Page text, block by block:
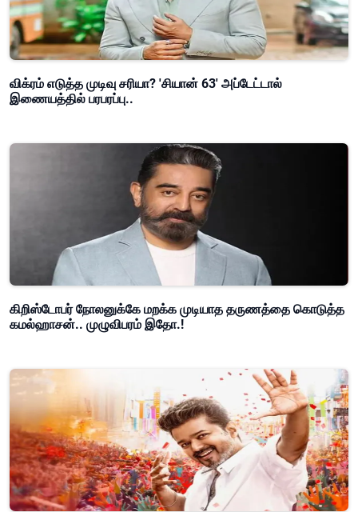
விக்ரம் எடுத்த முடிவு சரியா? 'சியான் 63' அப்டேட்டால்
இணையத்தில் பரபரப்பு..
கிறிஸ்டோபர் நோலனுக்கே மறக்க முடியாத தருணத்தை கொடுத்த
கமல்ஹாசன்.. முழுவிபரம் இதோ.!